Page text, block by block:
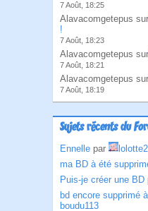
7 Août, 18:25
Alavacomgetepus sur
!
7 Août, 18:23
Alavacomgetepus sur
7 Août, 18:21
Alavacomgetepus sur
7 Août, 18:19
Sujets récents du
Ennelle par
ma BD à été
Puis-je créer une BD
bd encore supprimé
boudu113